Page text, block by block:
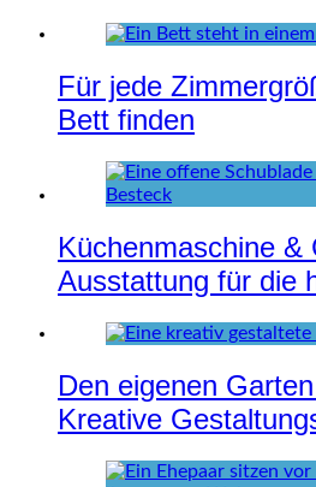
Für jede
Bett finden
Küchenmaschine &
Ausstattung für die
Den eigenen
Kreative